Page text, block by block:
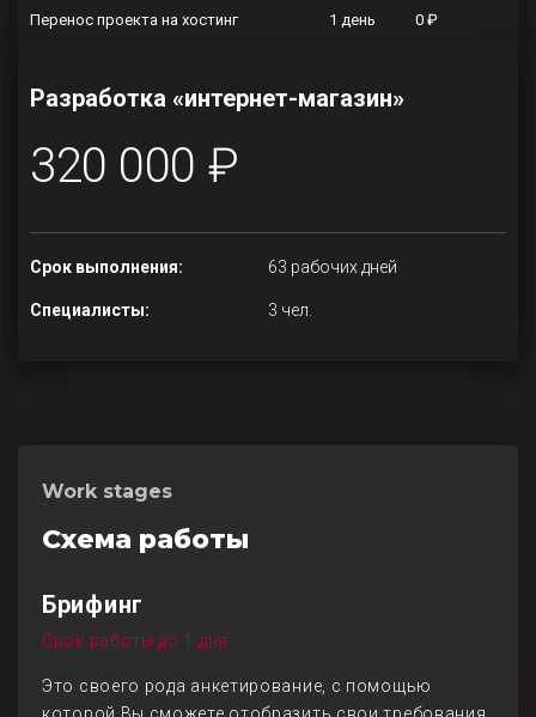
Перенос проекта на хостинг 1 день 0 ₽
Разработка «интернет-магазин»
320 000 ₽
Срок выполнения: 63 рабочих дней
Специалисты: 3 чел.
Work stages
Схема работы
Брифинг
Срок работы до 1 дня
Это своего рода анкетирование, с помощью